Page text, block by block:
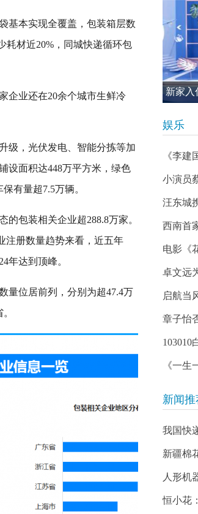
基本实现全覆盖，包装箱层数
耗材近20%，同城快递循环包
企业还在20余个城市生鲜冷
级，光伏发电、智能分拣等加
设面积达448万平方米，绿色
有量超7.5万辆。
包装相关企业超288.8万家。
注册数量趋势来看，近五年
年达到顶峰。
量位居前列，分别为超47.4万
新家入
娱乐
《李
小演员
汪东城
西南首
电影《
卓文远
启航当
章子怡
103010
《一
新闻推
我国快
新疆棉
人形机
恒小花